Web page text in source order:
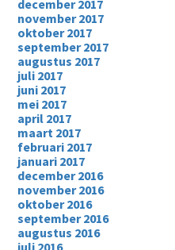
december 2017
november 2017
oktober 2017
september 2017
augustus 2017
juli 2017
juni 2017
mei 2017
april 2017
maart 2017
februari 2017
januari 2017
december 2016
november 2016
oktober 2016
september 2016
augustus 2016
juli 2016